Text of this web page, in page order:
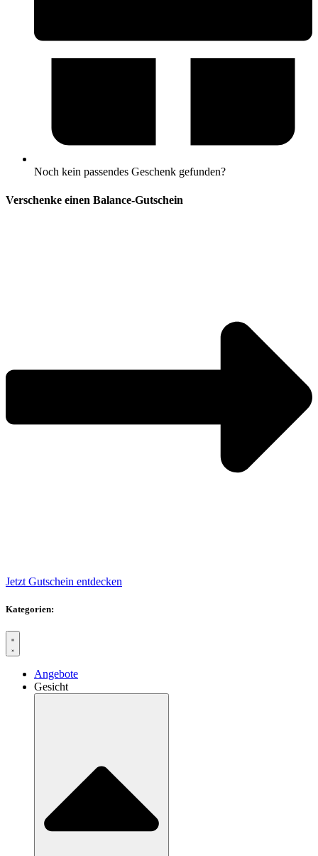
Noch kein passendes Geschenk gefunden?
Verschenke einen Balance-Gutschein
Jetzt Gutschein entdecken
Kategorien:
Angebote
Gesicht